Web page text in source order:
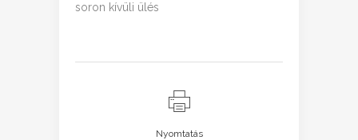
soron kívüli ülés
Nyomtatás